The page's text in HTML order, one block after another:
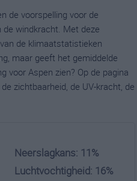
de voorspelling voor de
de windkracht. Met deze
de klimaatstatistieken
maar geeft het gemiddelde
voor Aspen zien? Op de pagina
zichtbaarheid, de UV-kracht, de
Neerslagkans: 11%
Luchtvochtigheid: 16%